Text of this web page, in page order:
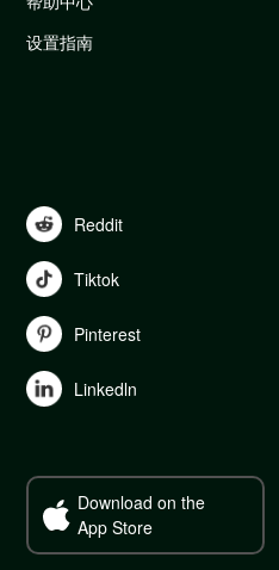
设置指南
Reddit
Tiktok
Pinterest
Linkedln
Download on the
App Store